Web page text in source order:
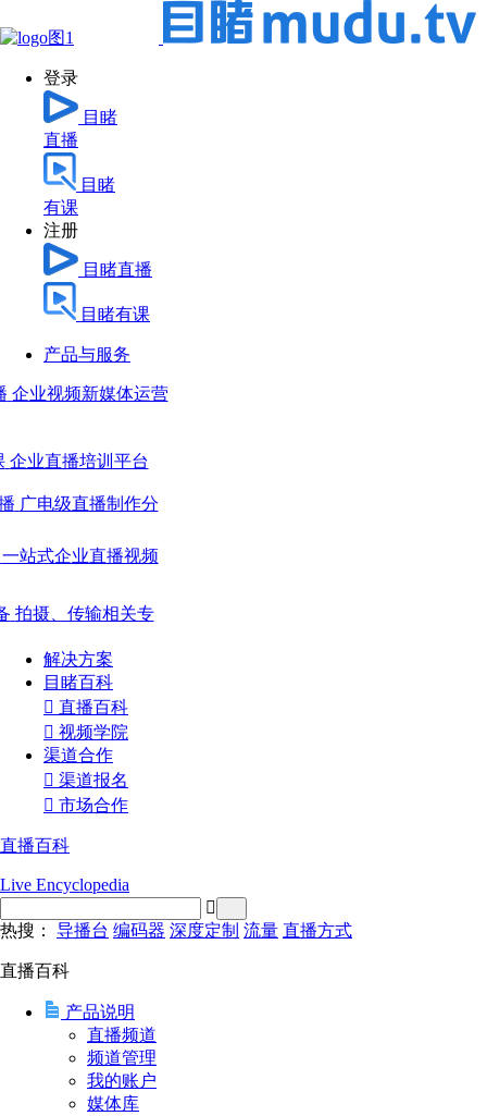
登录
目睹
直播
目睹
有课
注册
目睹直播
目睹有课
产品与服务
企业视频新媒体运营
企业直播培训平台
广电级直播制作分
一站式企业直播视频
拍摄、传输相关专
解决方案
目睹百科
 直播百科
 视频学院
渠道合作
 渠道报名
 市场合作
直播百科
Live Encyclopedia

热搜：
导播台 编码器 深度定制 流量 直播方式
直播百科
产品说明
直播频道
频道管理
我的账户
媒体库